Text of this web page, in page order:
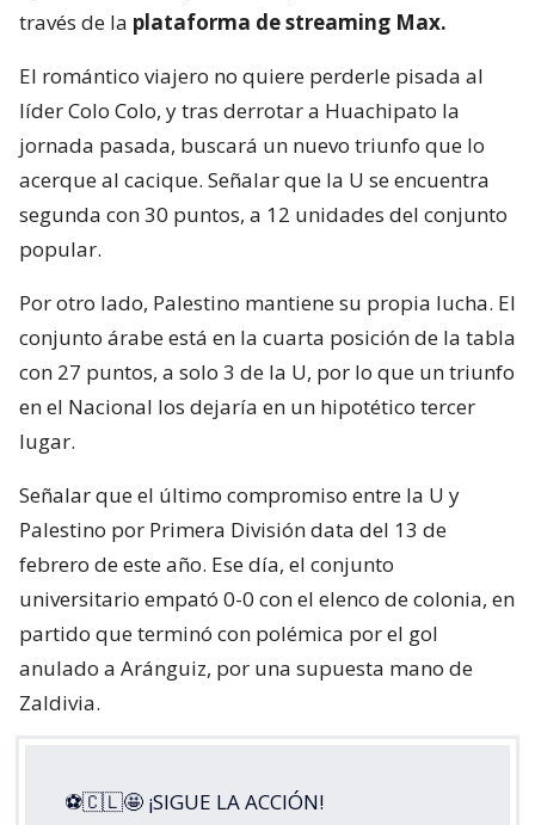
través de la plataforma de streaming Max.
El romántico viajero no quiere perderle pisada al
líder Colo Colo, y tras derrotar a Huachipato la
jornada pasada, buscará un nuevo triunfo que lo
acerque al cacique. Señalar que la U se encuentra
segunda con 30 puntos, a 12 unidades del conjunto
popular.
Por otro lado, Palestino mantiene su propia lucha. El
conjunto árabe está en la cuarta posición de la tabla
con 27 puntos, a solo 3 de la U, por lo que un triunfo
en el Nacional los dejaría en un hipotético tercer
lugar.
Señalar que el último compromiso entre la U y
Palestino por Primera División data del 13 de
febrero de este año. Ese día, el conjunto
universitario empató 0-0 con el elenco de colonia, en
partido que terminó con polémica por el gol
anulado a Aránguiz, por una supuesta mano de
Zaldivia.
⚽🇨🇱🤩 ¡SIGUE LA ACCIÓN!